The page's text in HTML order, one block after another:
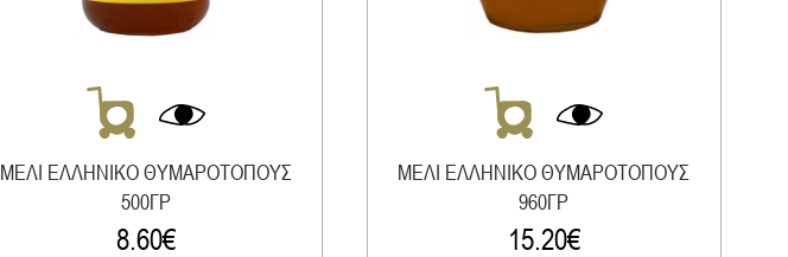
ΜΕΛΙ ΕΛΛΗΝΙΚΟ ΘΥΜΑΡΟΤΟΠΟΥΣ
500ΓΡ
8.60€
ΜΕΛΙ ΕΛΛΗΝΙΚΟ ΘΥΜΑΡΟΤΟΠΟΥΣ
960ΓΡ
15.20€